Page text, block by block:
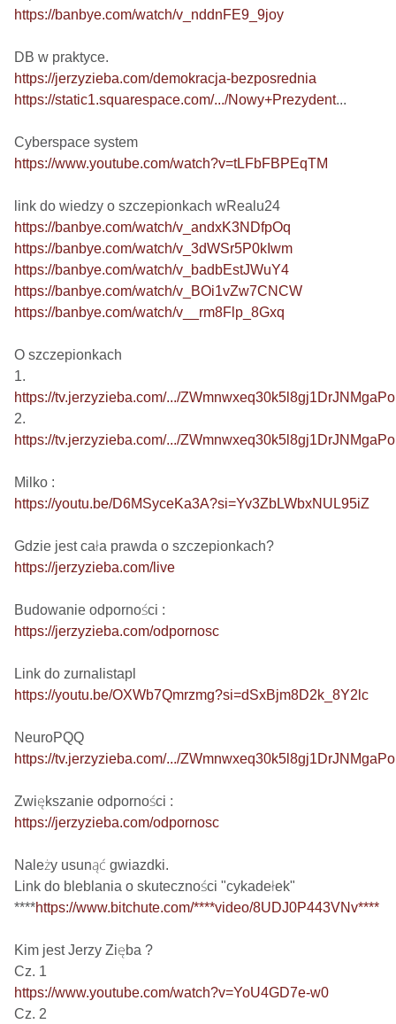
https://banbye.com/watch/v_nddnFE9_9joy
https://jerzyzieba.com/demokracja-bezposrednia
https://static1.squarespace.com/.../Nowy+Prezydent...
https://www.youtube.com/watch?v=tLFbFBPEqTM
https://banbye.com/watch/v_andxK3NDfpOq
https://banbye.com/watch/v_3dWSr5P0kIwm
https://banbye.com/watch/v_badbEstJWuY4
https://banbye.com/watch/v_BOi1vZw7CNCW
https://banbye.com/watch/v__rm8Flp_8Gxq
O szczepionkach
https://tv.jerzyzieba.com/.../
https://tv.jerzyzieba.com/.../
https://youtu.be/D6MSyceKa3A?si=Yv3ZbLWbxNUL95iZ
https://jerzyzieba.com/live
https://jerzyzieba.com/odpornosc
https://youtu.be/OXWb7Qmrzmg?si=dSxBjm8D2k_8Y2lc
https://tv.jerzyzieba.com/.../
https://jerzyzieba.com/odpornosc
Należy usunąć gwiazdki.
Link do bleblania o skuteczności "cykadełek"
****https://www.bitchute.com/****video/8UDJ0P443VNv****
Kim jest Jerzy Zięba ?
https://www.youtube.com/watch?v=YoU4GD7e-w0